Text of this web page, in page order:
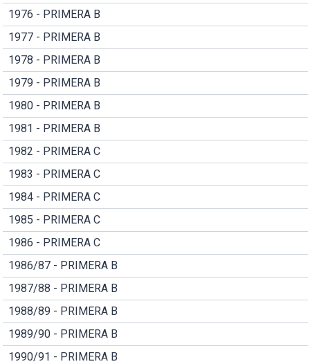
1976 - PRIMERA B
1977 - PRIMERA B
1978 - PRIMERA B
1979 - PRIMERA B
1980 - PRIMERA B
1981 - PRIMERA B
1982 - PRIMERA C
1983 - PRIMERA C
1984 - PRIMERA C
1985 - PRIMERA C
1986 - PRIMERA C
1986/87 - PRIMERA B
1987/88 - PRIMERA B
1988/89 - PRIMERA B
1989/90 - PRIMERA B
1990/91 - PRIMERA B